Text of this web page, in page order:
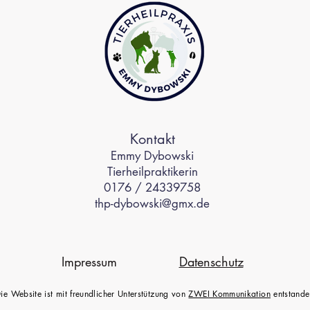
Kontakt
Emmy Dybowski
Tierheilpraktikerin
0176 / 24339758
thp-dybowski@gmx.de
Impressum Datenschutz
Website ist mit freundlicher Unterstützung vonZWEI Kommunikation